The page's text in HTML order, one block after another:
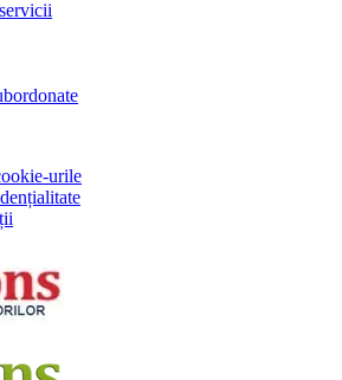
urile